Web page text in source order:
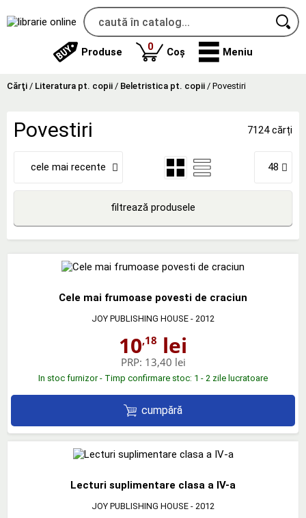
Produse 0produse
Coș Meniu
Cărţi / Literatura pt. copii / Beletristica pt. copii / Povestiri
Povestiri 7124 cărți
cele mai recente 48
filtrează produsele
Cele mai frumoase povesti de craciun
JOY PUBLISHING HOUSE - 2012
10,18 lei
PRP: 13,40 lei
In stoc furnizor - Timp confirmare stoc: 1 - 2 zile lucratoare
cumpără
Lecturi suplimentare clasa a IV-a
JOY PUBLISHING HOUSE - 2012